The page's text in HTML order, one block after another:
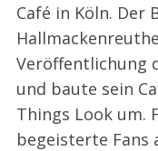
Café in Köln. Der
Veröffentlichung
und baute sein
Things Look um.
begeisterte Fans